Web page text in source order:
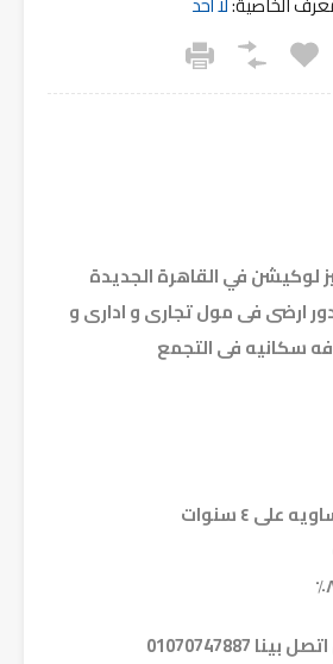
لوكيشن في القاهرة الجديدة
١١٨ م دور ارضى فى مول تجارى و ادارى و
سكانيه فى التجمع
٤ سنوات
01070747887